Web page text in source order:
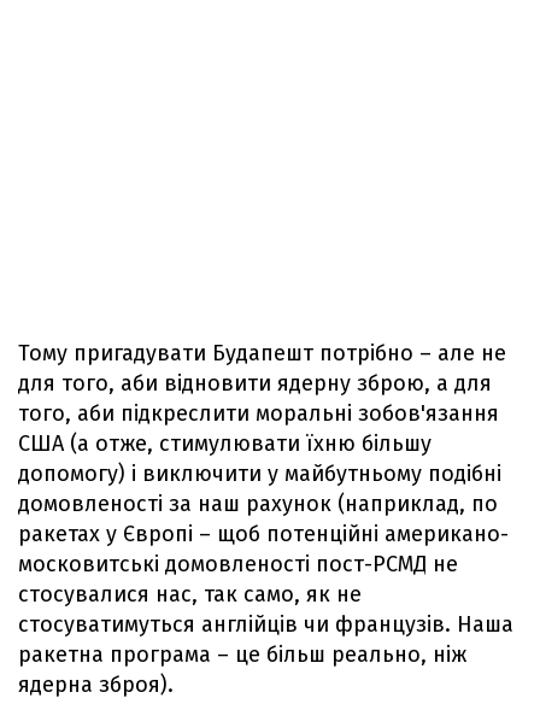
Тому пригадувати Будапешт потрібно – але не
для того, аби відновити ядерну зброю, а для
того, аби підкреслити моральні зобов'язання
США (а отже, стимулювати їхню більшу
допомогу) і виключити у майбутньому подібні
домовленості за наш рахунок (наприклад, по
ракетах у Європі – щоб потенційні американо-
московитські домовленості пост-РСМД не
стосувалися нас, так само, як не
стосуватимуться англійців чи французів. Наша
ракетна програма – це більш реально, ніж
ядерна зброя).